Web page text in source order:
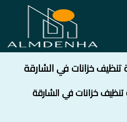
خزانات في الشارقة
خزانات في الشارقة